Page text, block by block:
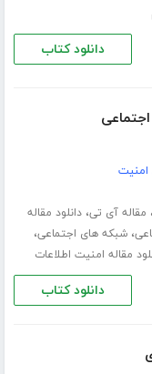
دانلود کتاب
، مقاله آی تی،دانلود مقاله
،شبکه های اجتماعی،
مقاله امنیت اطلاعات
دانلود کتاب